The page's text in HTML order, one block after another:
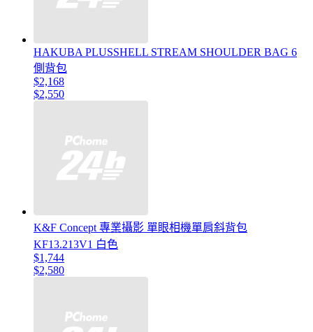
HAKUBA PLUSSHELL STREAM SHOULDER BAG 6
側背包
$2,168
$2,550
K&F Concept 專業攝影 單眼相機單肩斜背包
KF13.213V1 白色
$1,744
$2,580